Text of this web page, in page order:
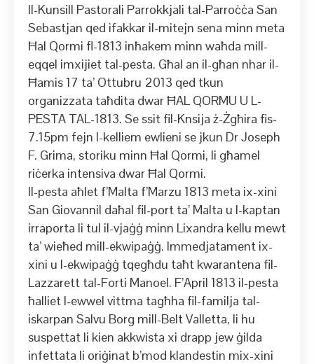
Il-Kunsill Pastorali Parrokkjali tal-Parroċċa San
Sebastjan qed ifakkar il-mitejn sena minn meta
Ħal Qormi fl-1813 inħakem minn waħda mill-
eqqel imxijiet tal-pesta. Għal an il-għan nhar il-
Ħamis 17 ta’ Ottubru 2013 qed tkun
organizzata taħdita dwar ĦAL QORMU U L-
PESTA TAL-1813. Se ssit fil-Knsija ż-Żgħira fis-
7.15pm fejn l-kelliem ewlieni se jkun Dr Joseph
F. Grima, storiku minn Ħal Qormi, li għamel
riċerka intensiva dwar Ħal Qormi.
Il-pesta aħlet f’Malta f’Marzu 1813 meta ix-xini
San GiovanniI daħal fil-port ta’ Malta u l-kaptan
irraporta li tul il-vjaġġ minn Lixandra kellu mewt
ta’ wieħed mill-ekwipaġġ. Immedjatament ix-
xini u l-ekwipaġġ tqegħdu taħt kwarantena fil-
Lazzarett tal-Forti Manoel. F’April 1813 il-pesta
ħalliet l-ewwel vittma tagħha fil-familja tal-
iskarpan Salvu Borg mill-Belt Valletta, li hu
suspettat li kien akkwista xi drapp jew ġilda
infettata li oriġinat b’mod klandestin mix-xini